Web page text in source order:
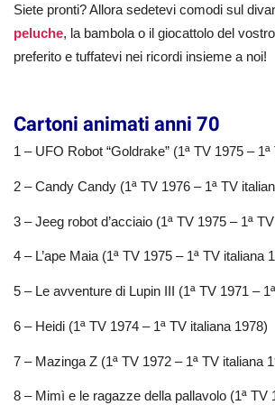
Siete pronti? Allora sedetevi comodi sul
peluche, la bambola o il giocattolo del
preferito e tuffatevi nei ricordi insieme a noi!
Cartoni animati anni 70
1 – UFO Robot “Goldrake” (1ª TV 1975 –
2 – Candy Candy (1ª TV 1976 – 1ª TV
3 – Jeeg robot d’acciaio (1ª TV 1975 – 1ª
4 – L’ape Maia (1ª TV 1975 – 1ª TV italiana
5 – Le avventure di Lupin III (1ª TV 1971 –
6 – Heidi (1ª TV 1974 – 1ª TV italiana 1978)
7 – Mazinga Z (1ª TV 1972 – 1ª TV italiana
8 – Mimì e le ragazze della pallavolo (1ª TV